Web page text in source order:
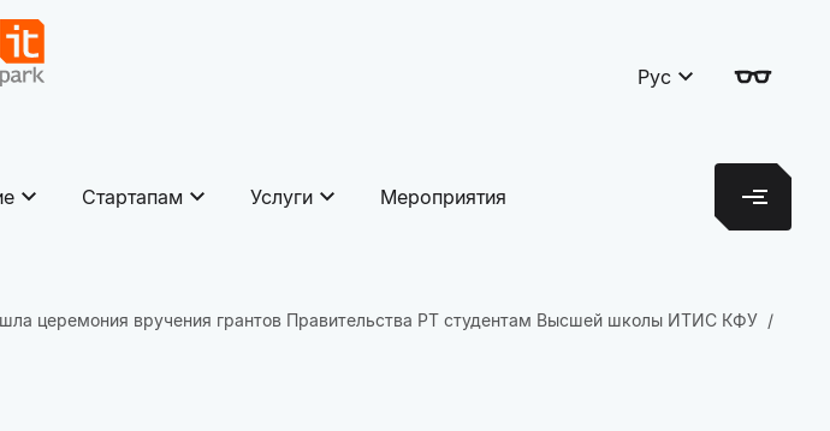
Рус
Стартапам Услуги Мероприятия
церемония вручения грантов Правительства РТ студентам Высшей школы ИТИС КФУ